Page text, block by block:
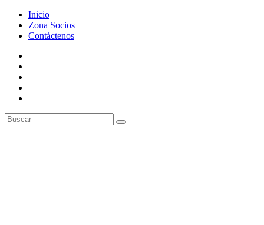
Inicio
Zona Socios
Contáctenos